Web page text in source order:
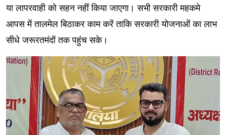
या लापरवाही को सहन नहीं किया जाएगा। सभी सरकारी महकमे
आपस में तालमेल बिठाकर काम करें ताकि सरकारी योजनाओं का लाभ
सीधे जरूरतमंदों तक पहुंच सके।